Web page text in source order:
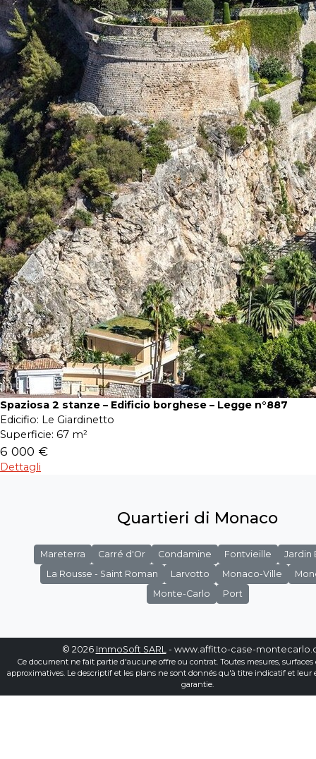
Spaziosa 2 stanze – Edificio borghese – Legge n°887
Edicifio: Le Giardinetto
Superficie: 67 m²
6 000 €
Dettagli
Quartieri di Monaco
Mareterra Carré d'Or Condamine Fontvieille
Jardin
La Rousse - Saint Roman
Larvotto Monaco-Ville
Monte-Carlo
Port
© 2026 ImmoSoft SARL- www.affitto-case-
Ce document ne fait partie d'aucune offre ou contrat. Toutes mesures, surfaces
approximatives. Le descriptif et les plans ne sont donnés qu'à titre indicatif et leur
garantie.